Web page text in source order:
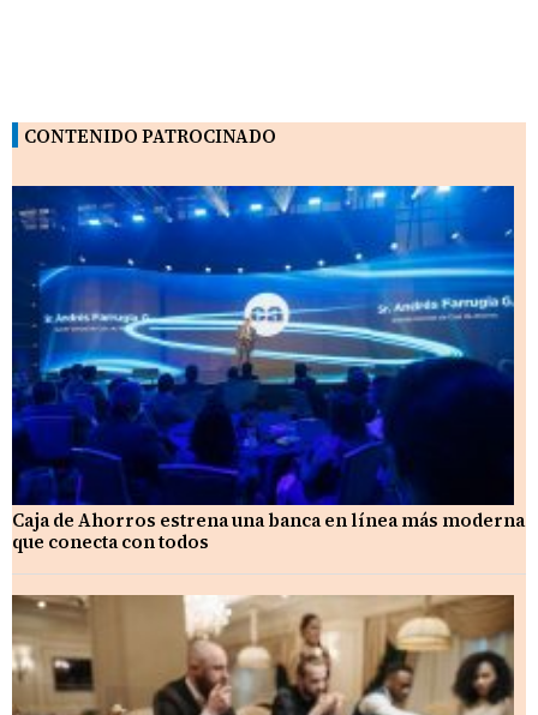
CONTENIDO PATROCINADO
Caja de Ahorros estrena una banca en línea más moderna
que conecta con todos